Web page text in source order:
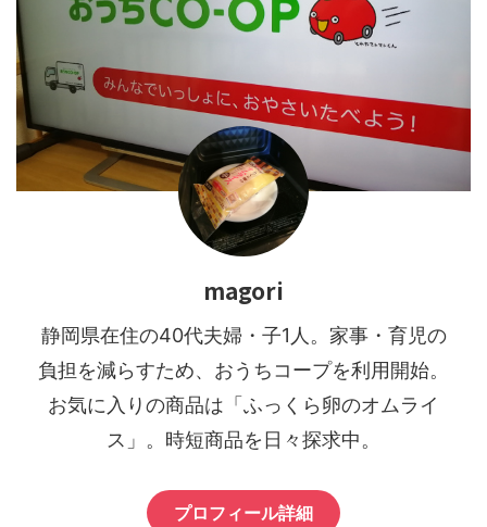
magori
静岡県在住の40代夫婦・子1人。家事・育児の
負担を減らすため、おうちコープを利用開始。
お気に入りの商品は「ふっくら卵のオムライ
ス」。時短商品を日々探求中。
プロフィール詳細